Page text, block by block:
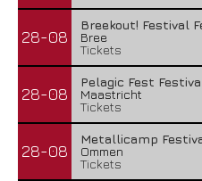
28-08
Breekout! Festival
Bree
Tickets
28-08
Pelagic Fest
Maastricht
Tickets
28-08
Metallicamp
Ommen
Tickets